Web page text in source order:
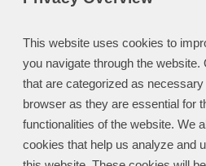
This website uses cookies to
you navigate through the website.
that are categorized as
browser as they are essential for
functionalities of the website. We
cookies that help us analyze and